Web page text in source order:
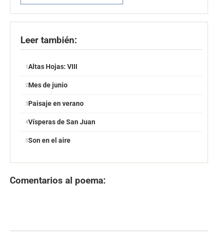
Leer también:
Altas Hojas: VIII
Mes de junio
Paisaje en verano
Vísperas de San Juan
Son en el aire
Comentarios al poema: